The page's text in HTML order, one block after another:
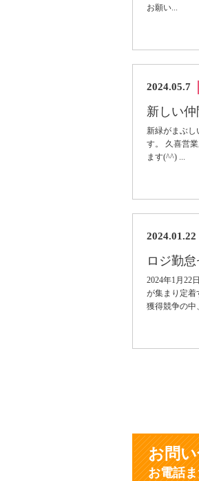
お願い...
2024.05.7
新しい仲
新緑がまぶし
す。 久喜営
ます(^^) ...
2024.01.22
ロジ勤
2024年1月22
が集まり定着
獲得競争の中
お問
お電話